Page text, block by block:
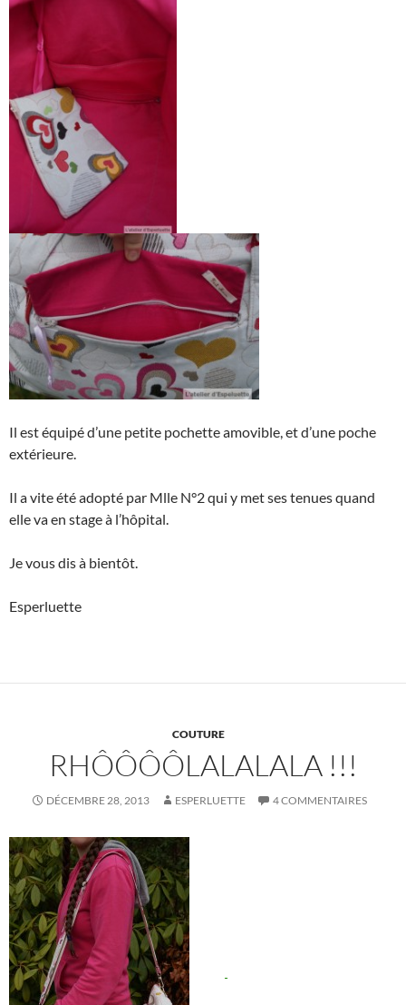
Il est équipé d’une petite pochette amovible, et d’une poche
extérieure.
Il a vite été adopté par Mlle N°2 qui y met ses tenues quand
elle va en stage à l’hôpital.
Je vous dis à bientôt.
Esperluette
COUTURE
RHÔÔÔÔLALALALA !!!
DÉCEMBRE 28, 2013 ESPERLUETTE 4 COMMENTAIRES